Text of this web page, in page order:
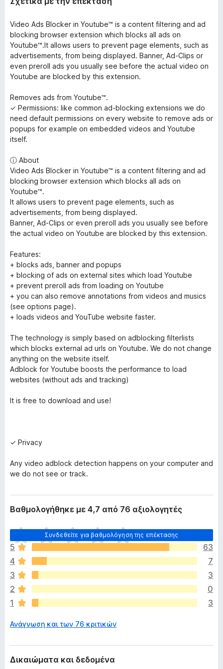
Video Ads Blocker in Youtube™ is a content filtering and ad
blocking browser extension which blocks all ads on
Youtube™.It allows users to prevent page elements, such as
advertisements, from being displayed. Banner, Ad-Clips or
even preroll ads you usually see before the actual video on
Youtube are blocked by this extension.
Removes ads from Youtube™.
✓ Permissions: like common ad-blocking extensions we do
need default permissions on every website to remove ads or
popups for example on embedded videos and Youtube
itself.
ⓘ About
Video Ads Blocker in Youtube™ is a content filtering and ad
blocking browser extension which blocks all ads on
Youtube™.
It allows users to prevent page elements, such as
advertisements, from being displayed.
Banner, Ad-Clips or even preroll ads you usually see before
the actual video on Youtube are blocked by this extension.
Features:
+ blocks ads, banner and popups
+ blocking of ads on external sites which load Youtube
+ prevent preroll ads from loading on Youtube
+ you can also remove annotations from videos and musics
(see options page).
+ loads videos and YouTube website faster.
The technology is simply based on adblocking filterlists
which blocks external ad urls on Youtube. We do not change
anything on the website itself.
Adblock for Youtube boosts the performance to load
websites (without ads and tracking)
It is free to download and use!
✓ Privacy
Any video adblock detection happens on your computer and
we do not see or track.
Βαθμολογήθηκε με 4,7 από 76 αξιολογητές
Συνδεθείτε για βαθμολόγηση της επέκτασης
Δ
ε
ν
υ
π
ά
ρ
χ
υ
α
κ
5
63
4
7
3
3
2
0
1
3
Ανάγνωση και των 76 κριτικών
Δικαιώματα και δεδομένα